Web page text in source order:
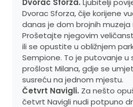
Dvorac Sforza. Ljubitelji
Dvorac Sforza, čije korijene
danas je dom brojnih muzeja
Prošetajte njegovim
ili se opustite u obližnjem
Sempione. To je putovanje u
prošlost Milana, gdje se
susreću na jednom mjestu.
Četvrt Navigli. Za nešto
četvrt Navigli nudi potpuno